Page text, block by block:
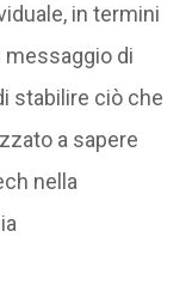
in termini
di
stabilire ciò che
a sapere
nella